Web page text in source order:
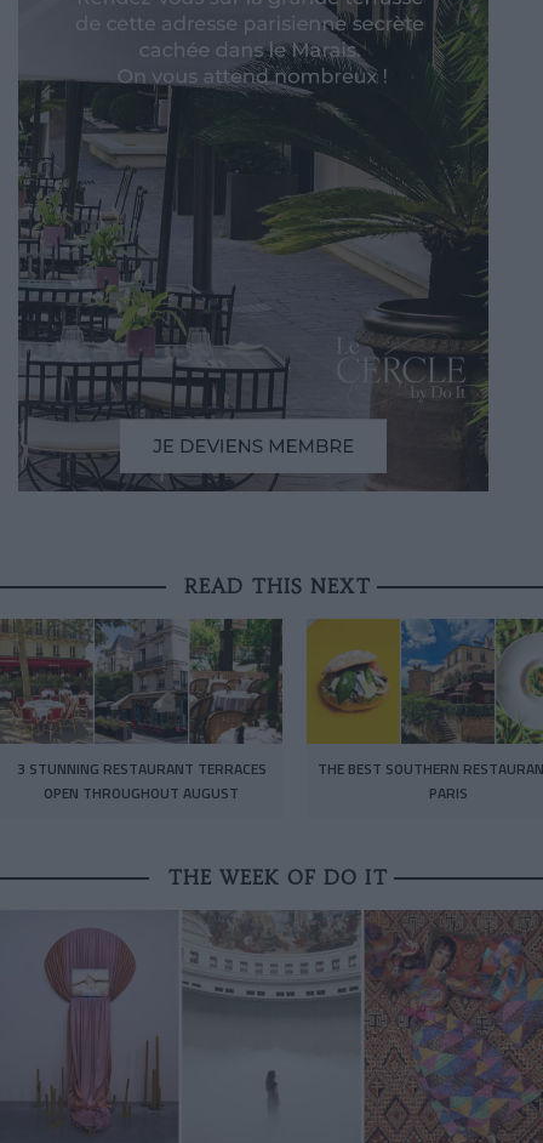
READ THIS NEXT
3 STUNNING RESTAURANT TERRACES
OPEN THROUGHOUT AUGUST
THE BEST SOUTHERN
PARIS
THE WEEK OF DO IT